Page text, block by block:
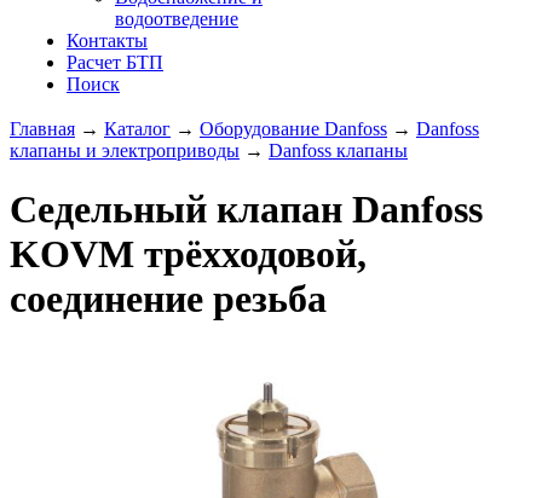
водоотведение
Контакты
Расчет БТП
Поиск
Главная → Каталог → Оборудование Danfoss → Danfoss
клапаны и электроприводы → Danfoss клапаны
Седельный клапан Danfoss
KOVM трёхходовой,
соединение резьба